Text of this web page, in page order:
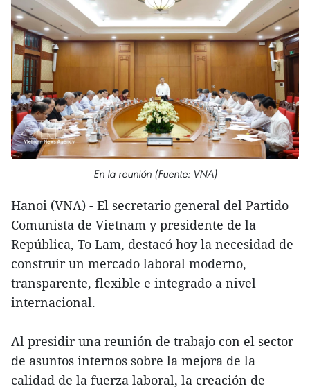
En la reunión (Fuente: VNA)
Hanoi (VNA) - El secretario general del Partido
Comunista de Vietnam y presidente de la
República, To Lam, destacó hoy la necesidad de
construir un mercado laboral moderno,
transparente, flexible e integrado a nivel
internacional.
Al presidir una reunión de trabajo con el sector
de asuntos internos sobre la mejora de la
calidad de la fuerza laboral, la creación de